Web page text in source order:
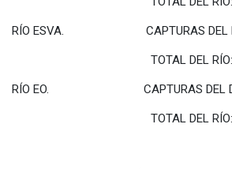
RÍO ESVA. CAPTURAS DEL
TOTAL DEL RÍO: 0
RÍO EO. CAPTURAS DEL
TOTAL DEL RÍO: 1